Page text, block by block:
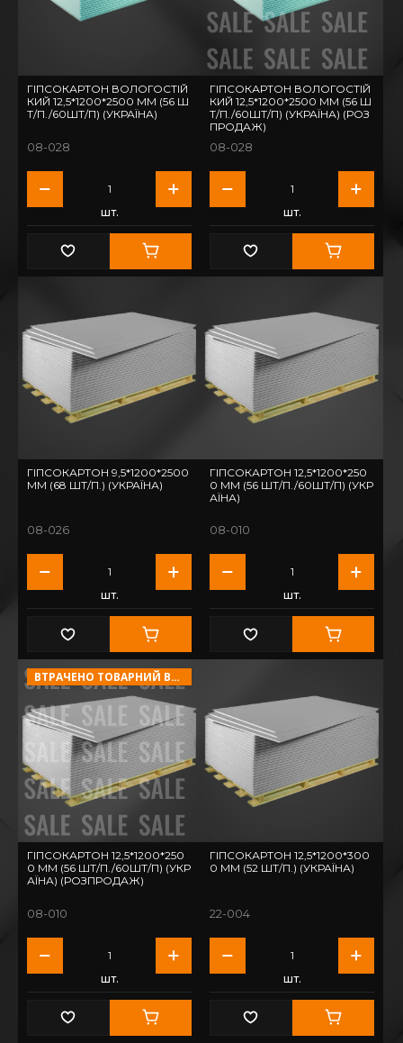
ГІПСОКАРТОН ВОЛОГОСТІЙ
КИЙ 12,5*1200*2500 ММ (56 Ш
Т/П./60ШТ/П) (УКРАЇНА)
08-028
шт.
ГІПСОКАРТОН ВОЛОГОСТІЙ
КИЙ 12,5*1200*2500 ММ (56 Ш
Т/П./60ШТ/П) (УКРАЇНА) (РОЗ
ПРОДАЖ)
08-028
шт.
ГІПСОКАРТОН 9,5*1200*2500
ММ (68 ШТ/П.) (УКРАЇНА)
08-026
шт.
ГІПСОКАРТОН 12,5*1200*250
0 ММ (56 ШТ/П./60ШТ/П) (УКР
АЇНА)
08-010
шт.
ВТРАЧЕНО ТОВАРНИЙ ВИГЛЯД!
ГІПСОКАРТОН 12,5*1200*250
0 ММ (56 ШТ/П./60ШТ/П) (УКР
АЇНА) (РОЗПРОДАЖ)
08-010
шт.
ГІПСОКАРТОН 12,5*1200*300
0 ММ (52 ШТ/П.) (УКРАЇНА)
22-004
шт.